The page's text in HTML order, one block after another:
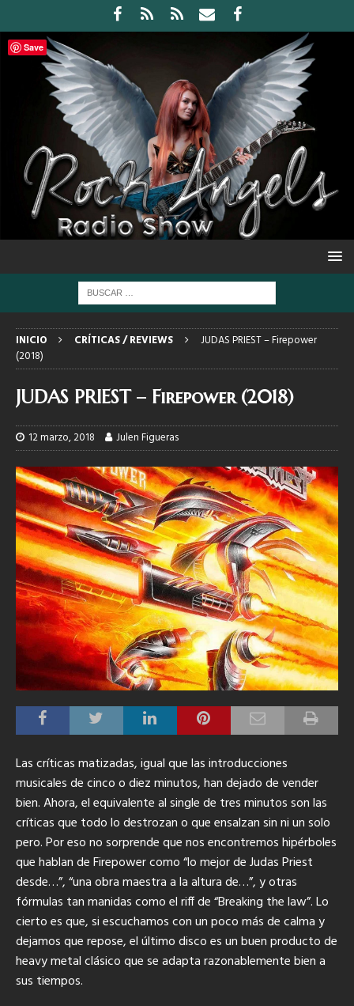
INICIO CRÍTICAS / REVIEWS
JUDAS PRIEST – Firepower
(2018)
JUDAS PRIEST – Firepower (2018)
12 marzo, 2018 Julen Figueras
Las críticas matizadas, igual que las introducciones
musicales de cinco o diez minutos, han dejado de vender
bien.Ahora, el equivalente al single de tres minutos son las
críticas que todo lo destrozan o que ensalzan sin ni un solo
pero. Por eso no sorprende que nos encontremos hipérboles
que hablan de Firepower como “lo mejor de Judas Priest
desde…”, “una obra maestra a la altura de…”, y otras
fórmulas tan manidas como el riff de “Breaking the law”. Lo
cierto es que, si escuchamos con un poco más de calma y
dejamos que repose, el último disco es un buen producto de
heavy metal clásico que se adapta razonablemente bien a
sus tiempos.
Save